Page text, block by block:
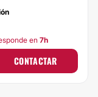
en 7h
CONTACTAR